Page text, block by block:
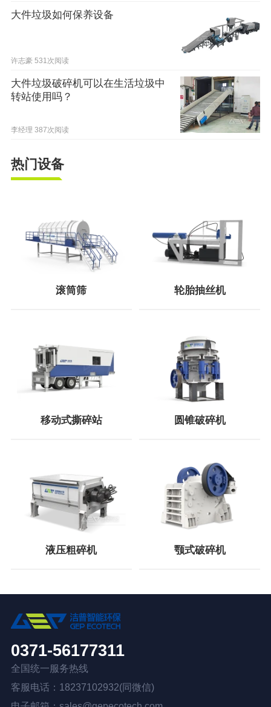
大件垃圾如何保养设备
许志豪 531次阅读
大件垃圾破碎机可以在生活垃圾中
转站使用吗？
李经理 387次阅读
热门设备
滚筒筛 轮胎抽丝机
移动式撕碎站 圆锥破碎机
液压粗碎机 颚式破碎机
0371-56177311
全国统一服务热线
客服电话：18237102932(同微信)